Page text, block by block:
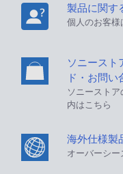
製品に関す
個人のお客様
ソニースト
ド・お問い
ソニースト
内はこちら
海外仕様製
オーバーシ